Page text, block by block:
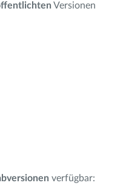
Versionen
verfügbar: